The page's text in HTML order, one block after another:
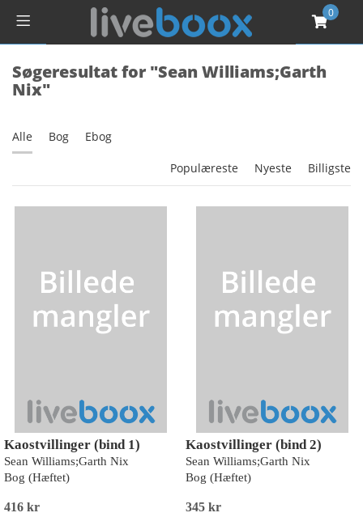
0
Søgeresultat for "Sean Williams;Garth
Nix"
Alle Bog Ebog
Populæreste Nyeste Billigste
Kaostvillinger (bind 1)
Sean Williams;Garth Nix
Bog (Hæftet)
416 kr
Kaostvillinger (bind 2)
Sean Williams;Garth Nix
Bog (Hæftet)
345 kr